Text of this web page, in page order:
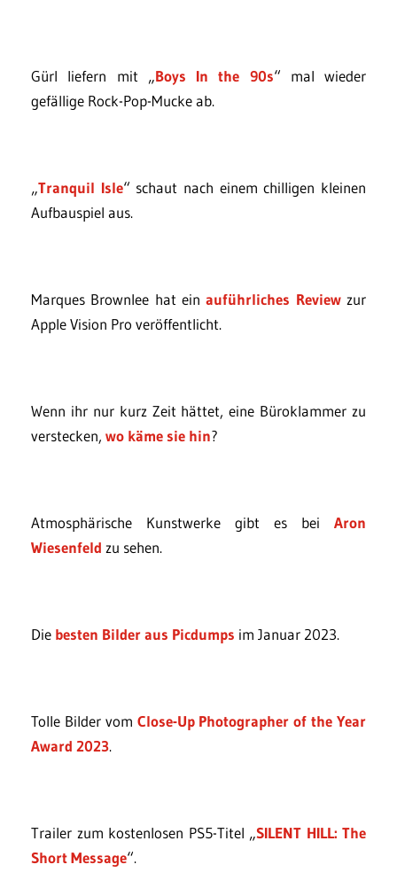
Gürl liefern mit „Boys In the 90s“ mal wieder
gefällige Rock-Pop-Mucke ab.
„Tranquil Isle“ schaut nach einem chilligen kleinen
Aufbauspiel aus.
Marques Brownlee hat einauführliches Reviewzur
Apple Vision Pro veröffentlicht.
Wenn ihr nur kurz Zeit hättet, eine Büroklammer zu
verstecken, wo käme sie hin?
Atmosphärische Kunstwerke gibt es bei Aron
Wiesenfeld zu sehen.
Die besten Bilder aus Picdumps im Januar 2023.
Tolle Bilder vom Close-Up Photographer of the Year
Award 2023.
Trailer zum kostenlosen PS5-Titel „SILENT HILL: The
Short Message“.